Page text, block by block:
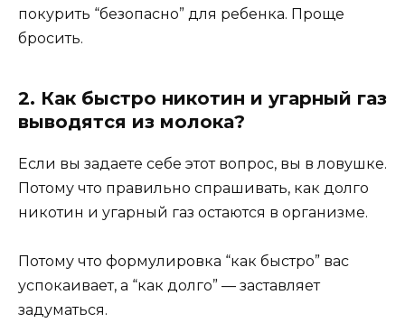
покурить “безопасно” для ребенка. Проще
бросить.
2. Как быстро никотин и угарный газ
выводятся из молока?
Если вы задаете себе этот вопрос, вы в ловушке.
Потому что правильно спрашивать, как долго
никотин и угарный газ остаются в организме.
Потому что формулировка “как быстро” вас
успокаивает, а “как долго” — заставляет
задуматься.